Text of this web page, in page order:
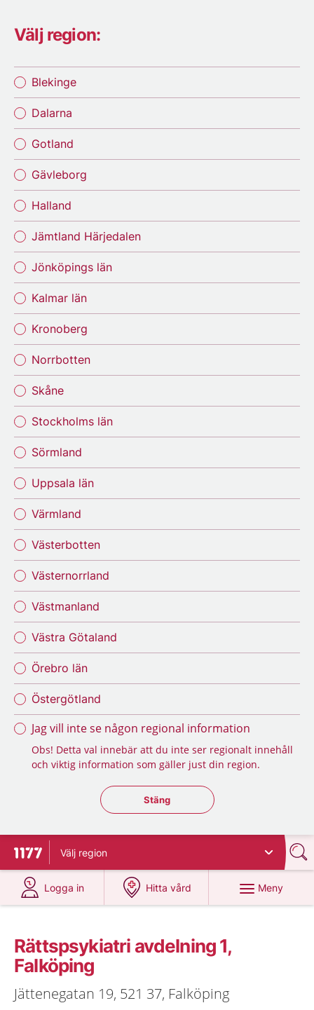
Välj region:
Blekinge
Dalarna
Gotland
Gävleborg
Halland
Jämtland Härjedalen
Jönköpings län
Kalmar län
Kronoberg
Norrbotten
Skåne
Stockholms län
Sörmland
Uppsala län
Värmland
Västerbotten
Västernorrland
Västmanland
Västra Götaland
Örebro län
Östergötland
Jag vill inte se någon regional information
Obs! Detta val innebär att du inte ser regionalt innehåll
och viktig information som gäller just din region.
Stäng regionsväljaren
Stäng
Till startsidan för 1177
Välj region
Logga in
på 1177.se
Hitta vård
på 1177.se
Meny
Rättspsykiatri avdelning 1,
Falköping
Jättenegatan 19, 521 37, Falköping